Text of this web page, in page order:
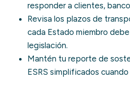
responder a clientes,
Revisa los plazos de
cada Estado miembro
legislación.
Mantén tu reporte de
ESRS simplificados